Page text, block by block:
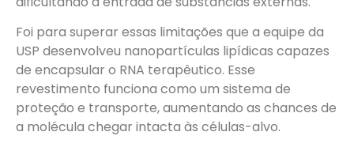
Foi para superar essas limitações que a equipe da
USP desenvolveu nanopartículas lipídicas capazes
de encapsular o RNA terapêutico. Esse
revestimento funciona como um sistema de
proteção e transporte, aumentando as chances de
a molécula chegar intacta às células-alvo.